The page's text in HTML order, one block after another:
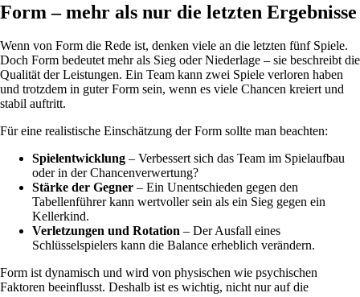
Form – mehr als nur die letzten Ergebnisse
Wenn von Form die Rede ist, denken viele an die letzten fünf Spiele.
Doch Form bedeutet mehr als Sieg oder Niederlage – sie beschreibt die
Qualität der Leistungen. Ein Team kann zwei Spiele verloren haben
und trotzdem in guter Form sein, wenn es viele Chancen kreiert und
stabil auftritt.
Für eine realistische Einschätzung der Form sollte man beachten:
Spielentwicklung – Verbessert sich das Team im Spielaufbau
oder in der Chancenverwertung?
Stärke der Gegner – Ein Unentschieden gegen den
Tabellenführer kann wertvoller sein als ein Sieg gegen ein
Kellerkind.
Verletzungen und Rotation – Der Ausfall eines
Schlüsselspielers kann die Balance erheblich verändern.
Form ist dynamisch und wird von physischen wie psychischen
Faktoren beeinflusst. Deshalb ist es wichtig, nicht nur auf die